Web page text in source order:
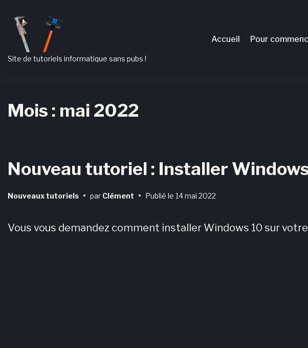
navigation
contenu
deSite de tutoriels informatique sans pubs !
Accueil Pour
Mois : mai 2022
Nouveau tutoriel : Installer
Nouveaux tutoriels • par Clément • Publié le 14 mai 2022
Vous vous demandez comment installer Windows 10 sur